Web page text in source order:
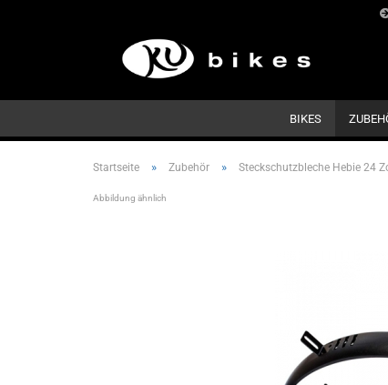
BIKES
Startseite » Zubehör » Steckschutzbleche Hebie 24
Abbildung ähnlich